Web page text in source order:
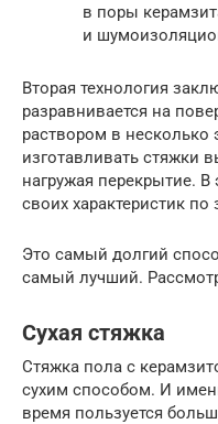
в поры
и
Вторая технология
разравнивается на
раствором в
изготавливать стяжки
нагружая перекрытие. В
своих характеристик по
Это самый долгий
самый лучший.
Сухая стяжка
Стяжка пола с
сухим способом. И
время пользуется